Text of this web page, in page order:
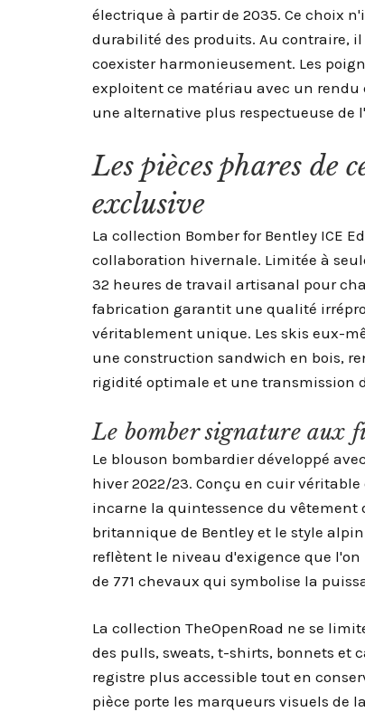
électrique à partir de 2035. Ce choix
durabilité des produits. Au contraire,
coexister harmonieusement. Les
exploitent ce matériau avec un
une alternative plus respectueuse de
Les pièces phares de
exclusive
La collection Bomber for Bentley ICE
collaboration hivernale. Limitée à
32 heures de travail artisanal pour
fabrication garantit une qualité
véritablement unique. Les skis eux-
une construction sandwich en bois,
rigidité optimale et une transmission
Le bomber signature aux
Le blouson bombardier développé
hiver 2022/23. Conçu en cuir
incarne la quintessence du
britannique de Bentley et le style
reflètent le niveau d'exigence que
de 771 chevaux qui symbolise la
La collection TheOpenRoad ne se
des pulls, sweats, t-shirts, bonnets et
registre plus accessible tout en
pièce porte les marqueurs visuels de